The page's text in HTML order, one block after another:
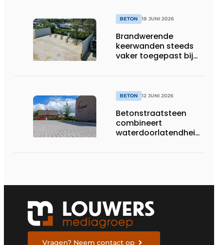
BETON 18 JUNI 2026
Brandwerende
keerwanden steeds
vaker toegepast bij
BETON 12 JUNI 2026
Betonstraatsteen
combineert
waterdoorlatendheid
Vragen? Neem contact op